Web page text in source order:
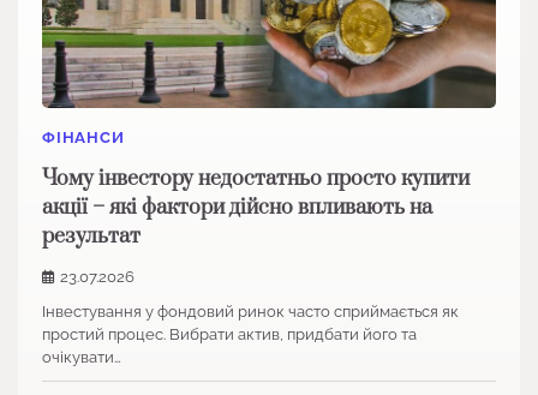
ФІНАНСИ
Чому інвестору недостатньо просто купити
акції – які фактори дійсно впливають на
результат
23.07.2026
Інвестування у фондовий ринок часто сприймається як
простий процес. Вибрати актив, придбати його та
очікувати…